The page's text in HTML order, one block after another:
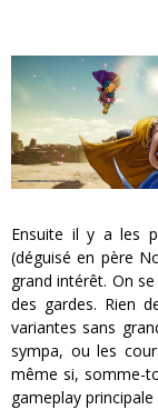
Ensuite il y a les
(déguisé en père
grand intérêt. On
des gardes. Rien
variantes sans
sympa, ou les
même si, somme-
gameplay